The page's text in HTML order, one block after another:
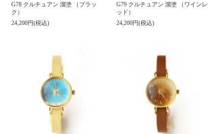
G78 クルチュアン 溜塗 （ブラッ
ク）
24,200円(税込)
G79 クルチュアン 溜塗 （ワインレ
ッド）
24,200円(税込)